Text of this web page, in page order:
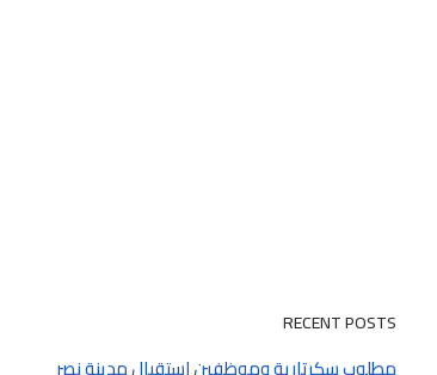
RECENT POSTS
مطلوب سكرتارية وموظفين استقبال مدينة نصر